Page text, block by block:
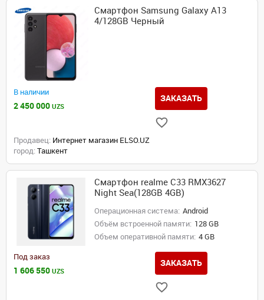
Смартфон Samsung Galaxy A13
4/128GB Черный
В наличии
2 450 000 UZS
ЗАКАЗАТЬ
Продавец: Интернет магазин ELSO.UZ
город: Ташкент
Смартфон realme C33 RMX3627
Night Sea(128GB 4GB)
Операционная система: Android
Объём встроенной памяти: 128 GB
Объем оперативной памяти: 4 GB
Под заказ
1 606 550 UZS
ЗАКАЗАТЬ